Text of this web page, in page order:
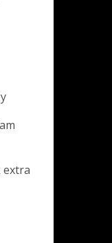
extra